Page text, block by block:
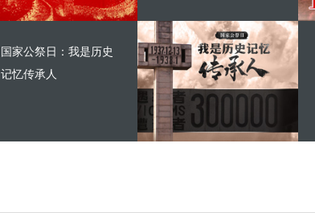
国家公祭日：我是历史
记忆传承人